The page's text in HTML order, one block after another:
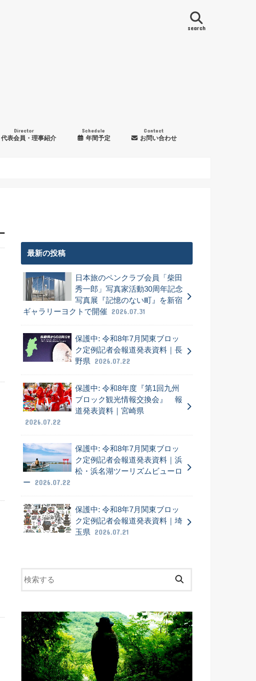
search
Director
代表会員・理事紹介
Schedule
年間予定
Contact
お問い合わせ
最新の投稿
日本旅のペンクラブ会員「柴田
秀一郎」写真家活動30周年記念
写真展『記憶のない町』を新宿
ギャラリーヨクトで開催
2026.07.31
保護中: 令和8年7月関東ブロッ
ク定例記者会報道発表資料｜長
野県
2026.07.22
保護中: 令和8年度『第1回九州
ブロック観光情報交換会』 報
道発表資料｜宮崎県
2026.07.22
保護中: 令和8年7月関東ブロッ
ク定例記者会報道発表資料｜浜
松・浜名湖ツーリズムビューロ
ー
2026.07.22
保護中: 令和8年7月関東ブロッ
ク定例記者会報道発表資料｜埼
玉県
2026.07.21